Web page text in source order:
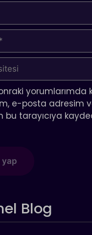
yorumlarımda
e-posta adresim
bu tarayıcıya
Blog